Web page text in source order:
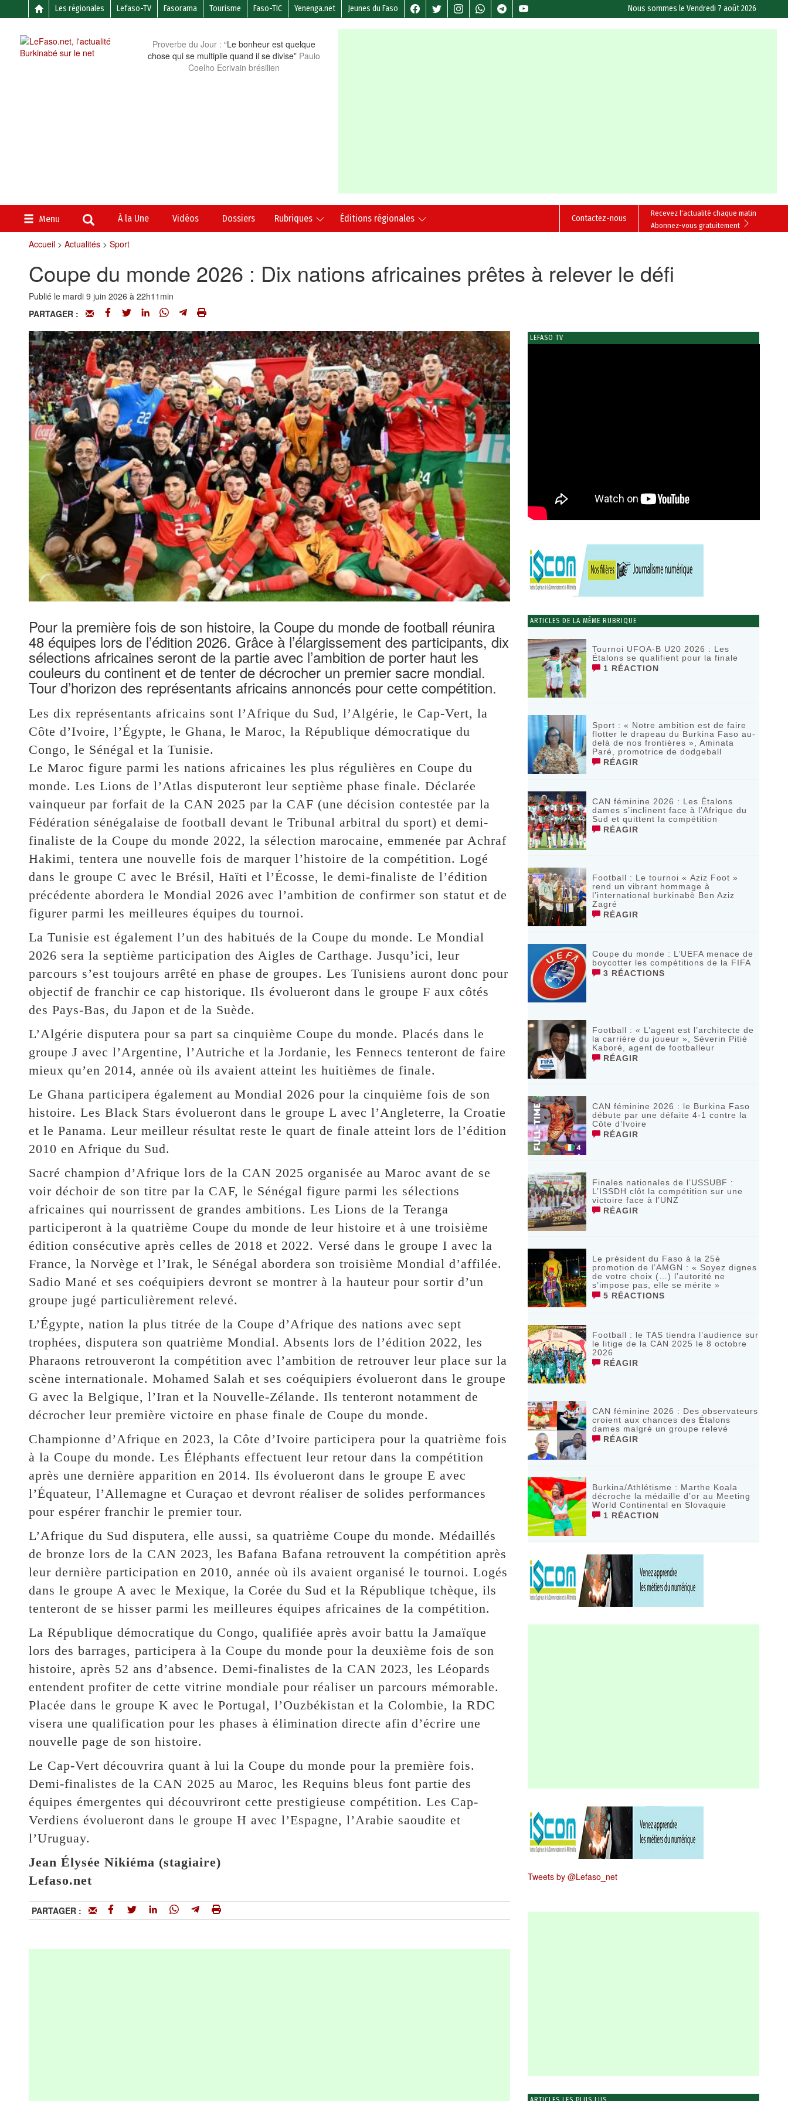
Les régionales Lefaso-TV Fasorama Tourisme Faso-TIC Yenenga.net Jeunes du Faso Nous sommes leVendredi 7 août 2026
Proverbe du Jour : “Le bonheur est quelque
chose qui se multiplie quand il se divise” Paulo
Coelho Ecrivain brésilien
Menu À la Une Vidéos Dossiers Rubriques Éditions régionales
Recevez l'actualité chaque matin
Abonnez-vous gratuitement
Contactez-nous
Accueil> Actualités> Sport
Coupe du monde 2026 : Dix nations africaines prêtes à relever le défi
Publié le mardi 9 juin 2026 à 22h11min
PARTAGER :
Pour la première fois de son histoire, la Coupe du monde de football réunira
48 équipes lors de l’édition 2026. Grâce à l’élargissement des participants, dix
sélections africaines seront de la partie avec l’ambition de porter haut les
couleurs du continent et de tenter de décrocher un premier sacre mondial.
Tour d’horizon des représentants africains annoncés pour cette compétition.
Les dix représentants africains sont l’Afrique du Sud, l’Algérie, le Cap-Vert, la
Côte d’Ivoire, l’Égypte, le Ghana, le Maroc, la République démocratique du
Congo, le Sénégal et la Tunisie.
Le Maroc figure parmi les nations africaines les plus régulières en Coupe du
monde. Les Lions de l’Atlas disputeront leur septième phase finale. Déclarée
vainqueur par forfait de la CAN 2025 par la CAF (une décision contestée par la
Fédération sénégalaise de football devant le Tribunal arbitral du sport) et demi-
finaliste de la Coupe du monde 2022, la sélection marocaine, emmenée par Achraf
Hakimi, tentera une nouvelle fois de marquer l’histoire de la compétition. Logé
dans le groupe C avec le Brésil, Haïti et l’Écosse, le demi-finaliste de l’édition
précédente abordera le Mondial 2026 avec l’ambition de confirmer son statut et de
figurer parmi les meilleures équipes du tournoi.
La Tunisie est également l’un des habitués de la Coupe du monde. Le Mondial
2026 sera la septième participation des Aigles de Carthage. Jusqu’ici, leur
parcours s’est toujours arrêté en phase de groupes. Les Tunisiens auront donc pour
objectif de franchir ce cap historique. Ils évolueront dans le groupe F aux côtés
des Pays-Bas, du Japon et de la Suède.
L’Algérie disputera pour sa part sa cinquième Coupe du monde. Placés dans le
groupe J avec l’Argentine, l’Autriche et la Jordanie, les Fennecs tenteront de faire
mieux qu’en 2014, année où ils avaient atteint les huitièmes de finale.
Le Ghana participera également au Mondial 2026 pour la cinquième fois de son
histoire. Les Black Stars évolueront dans le groupe L avec l’Angleterre, la Croatie
et le Panama. Leur meilleur résultat reste le quart de finale atteint lors de l’édition
2010 en Afrique du Sud.
Sacré champion d’Afrique lors de la CAN 2025 organisée au Maroc avant de se
voir déchoir de son titre par la CAF, le Sénégal figure parmi les sélections
africaines qui nourrissent de grandes ambitions. Les Lions de la Teranga
participeront à la quatrième Coupe du monde de leur histoire et à une troisième
édition consécutive après celles de 2018 et 2022. Versé dans le groupe I avec la
France, la Norvège et l’Irak, le Sénégal abordera son troisième Mondial d’affilée.
Sadio Mané et ses coéquipiers devront se montrer à la hauteur pour sortir d’un
groupe jugé particulièrement relevé.
L’Égypte, nation la plus titrée de la Coupe d’Afrique des nations avec sept
trophées, disputera son quatrième Mondial. Absents lors de l’édition 2022, les
Pharaons retrouveront la compétition avec l’ambition de retrouver leur place sur la
scène internationale. Mohamed Salah et ses coéquipiers évolueront dans le groupe
G avec la Belgique, l’Iran et la Nouvelle-Zélande. Ils tenteront notamment de
décrocher leur première victoire en phase finale de Coupe du monde.
Championne d’Afrique en 2023, la Côte d’Ivoire participera pour la quatrième fois
à la Coupe du monde. Les Éléphants effectuent leur retour dans la compétition
après une dernière apparition en 2014. Ils évolueront dans le groupe E avec
l’Équateur, l’Allemagne et Curaçao et devront réaliser de solides performances
pour espérer franchir le premier tour.
L’Afrique du Sud disputera, elle aussi, sa quatrième Coupe du monde. Médaillés
de bronze lors de la CAN 2023, les Bafana Bafana retrouvent la compétition après
leur dernière participation en 2010, année où ils avaient organisé le tournoi. Logés
dans le groupe A avec le Mexique, la Corée du Sud et la République tchèque, ils
tenteront de se hisser parmi les meilleures équipes africaines de la compétition.
La République démocratique du Congo, qualifiée après avoir battu la Jamaïque
lors des barrages, participera à la Coupe du monde pour la deuxième fois de son
histoire, après 52 ans d’absence. Demi-finalistes de la CAN 2023, les Léopards
entendent profiter de cette vitrine mondiale pour réaliser un parcours mémorable.
Placée dans le groupe K avec le Portugal, l’Ouzbékistan et la Colombie, la RDC
visera une qualification pour les phases à élimination directe afin d’écrire une
nouvelle page de son histoire.
Le Cap-Vert découvrira quant à lui la Coupe du monde pour la première fois.
Demi-finalistes de la CAN 2025 au Maroc, les Requins bleus font partie des
équipes émergentes qui découvriront cette prestigieuse compétition. Les Cap-
Verdiens évolueront dans le groupe H avec l’Espagne, l’Arabie saoudite et
l’Uruguay.
Jean Élysée Nikiéma (stagiaire)
Lefaso.net
PARTAGER :
LEFASO TV
ARTICLES DE LA MÊME RUBRIQUE
Tournoi UFOA-B U20 2026 : Les
Étalons se qualifient pour la finale
1 RÉACTION
Sport : « Notre ambition est de faire
flotter le drapeau du Burkina Faso au-
delà de nos frontières », Aminata
Paré, promotrice de dodgeball
RÉAGIR
CAN féminine 2026 : Les Étalons
dames s’inclinent face à l’Afrique du
Sud et quittent la compétition
RÉAGIR
Football : Le tournoi « Aziz Foot »
rend un vibrant hommage à
l’international burkinabè Ben Aziz
Zagré
RÉAGIR
Coupe du monde : L’UEFA menace de
boycotter les compétitions de la FIFA
3 RÉACTIONS
Football : « L’agent est l’architecte de
la carrière du joueur », Séverin Pitié
Kaboré, agent de footballeur
RÉAGIR
CAN féminine 2026 : le Burkina Faso
débute par une défaite 4-1 contre la
Côte d’Ivoire
RÉAGIR
Finales nationales de l’USSUBF :
L’ISSDH clôt la compétition sur une
victoire face à l’UNZ
RÉAGIR
Le président du Faso à la 25è
promotion de l’AMGN : « Soyez dignes
de votre choix (…) l’autorité ne
s’impose pas, elle se mérite »
5 RÉACTIONS
Football : le TAS tiendra l’audience sur
le litige de la CAN 2025 le 8 octobre
2026
RÉAGIR
CAN féminine 2026 : Des observateurs
croient aux chances des Étalons
dames malgré un groupe relevé
RÉAGIR
Burkina/Athlétisme : Marthe Koala
décroche la médaille d’or au Meeting
World Continental en Slovaquie ‎
1 RÉACTION
Tweets by @Lefaso_net